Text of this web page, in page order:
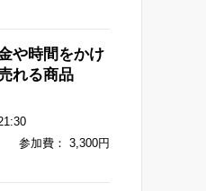
や時間をかけ
れる商品
参加費： 3,300円